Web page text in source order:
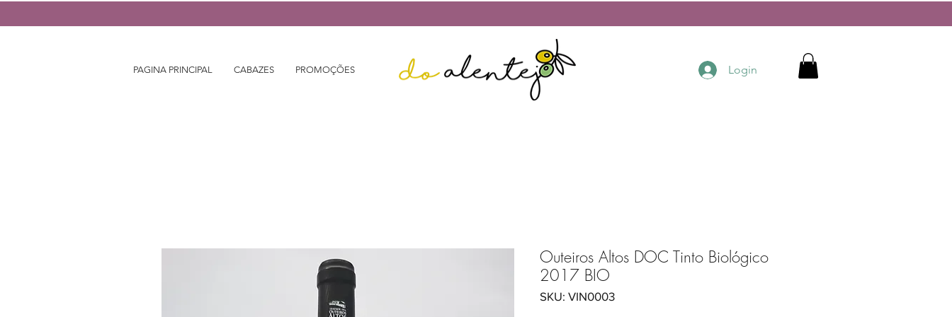
PAGINA PRINCIPAL CABAZES PROMOÇÕES Login
Outeiros Altos DOC Tinto Biológico
2017 BIO
SKU: VIN0003